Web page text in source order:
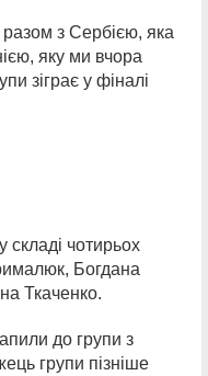
з Сербією, яка
яку ми вчора
зіграє у фіналі
складі чотирьох
Богдана
Ткаченко.
до групи з
групи пізніше